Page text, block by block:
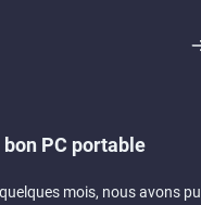
bon PC portable
mois, nous avons pu